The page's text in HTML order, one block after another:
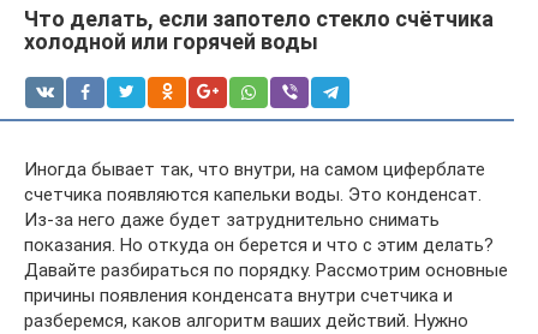
Что делать, если запотело стекло счётчика
холодной или горячей воды
Иногда бывает так, что внутри, на самом циферблате
счетчика появляются капельки воды. Это конденсат.
Из-за него даже будет затруднительно снимать
показания. Но откуда он берется и что с этим делать?
Давайте разбираться по порядку. Рассмотрим основные
причины появления конденсата внутри счетчика и
разберемся, каков алгоритм ваших действий. Нужно